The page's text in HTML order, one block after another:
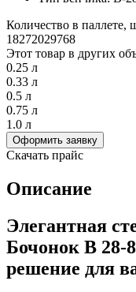
Количество в паллете,
18272029768
Этот товар в других
0.25 л
0.33 л
0.5 л
0.75 л
1.0 л
Оформить заявку
Скачать прайс
Описание
Элегантная
Бочонок В 28-
решение для